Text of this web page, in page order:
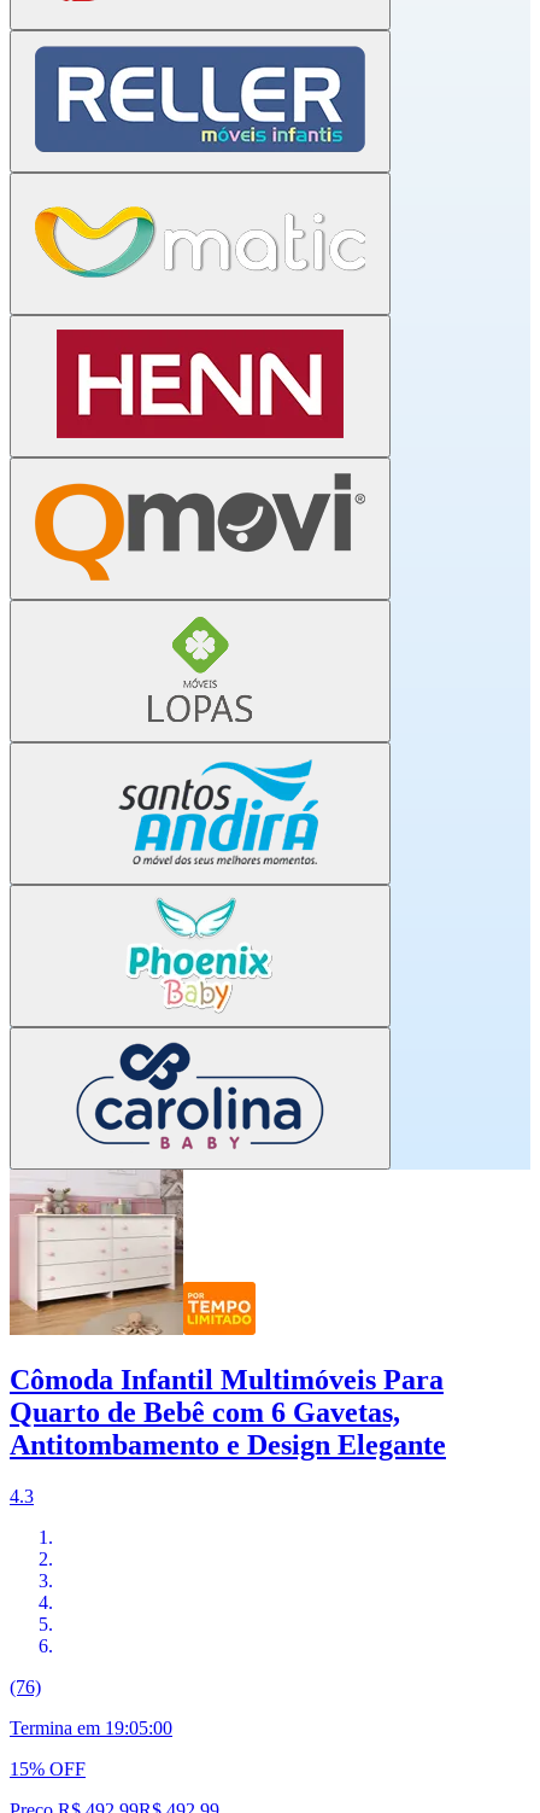
Cômoda Infantil Multimóveis Para
Quarto de Bebê com 6 Gavetas,
Antitombamento e Design Elegante
4.3
(76)
Termina em 19:04:59
15% OFF